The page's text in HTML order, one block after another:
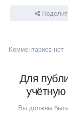
Комментариев нет
Для
Вы должны быть